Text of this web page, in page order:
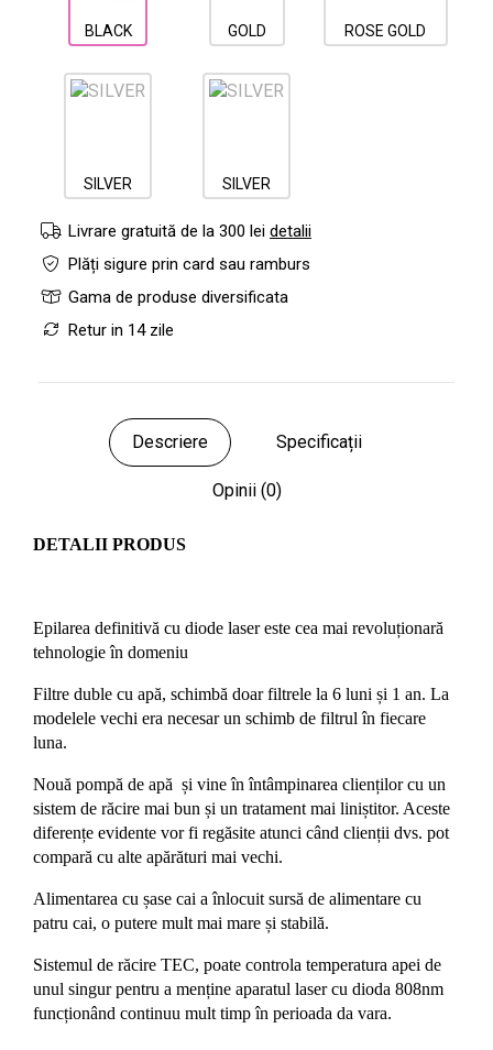
BLACK GOLD ROSE GOLD
SILVER SILVER
Livrare gratuită de la 300 lei detalii
Plăți sigure prin card sau ramburs
Gama de produse diversificata
Retur in 14 zile
Descriere Specificații
Opinii (0)
DETALII PRODUS
Epilarea definitivă cu diode laser este cea mai revoluționară
tehnologie în domeniu
Filtre duble cu apă, schimbă doar filtrele la 6 luni și 1 an. La
modelele vechi era necesar un schimb de filtrul în fiecare
luna.
Nouă pompă de apă și vine în întâmpinarea clienților cu un
sistem de răcire mai bun și un tratament mai liniștitor. Aceste
diferențe evidente vor fi regăsite atunci când clienții dvs. pot
compară cu alte apărături mai vechi.
Alimentarea cu șase cai a înlocuit sursă de alimentare cu
patru cai, o putere mult mai mare și stabilă.
Sistemul de răcire TEC, poate controla temperatura apei de
unul singur pentru a menține aparatul laser cu dioda 808nm
funcționând continuu mult timp în perioada da vara.